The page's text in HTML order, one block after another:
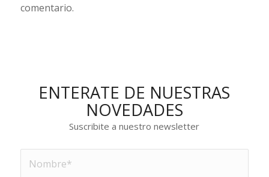
comentario.
ENTERATE DE NUESTRAS
NOVEDADES
Suscribite a nuestro newsletter